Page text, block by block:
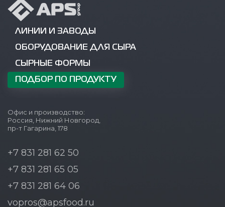
ЛИНИИ И ЗАВОДЫ
ОБОРУДОВАНИЕ ДЛЯ СЫРА
СЫРНЫЕ ФОРМЫ
ПОДБОР ПО ПРОДУКТУ
Офис и производство:
Россия, Нижний Новгород,
пр-т Гагарина, 178
+7 831 281 62 50
+7 831 281 65 05
+7 831 281 64 06
vopros@apsfood.ru